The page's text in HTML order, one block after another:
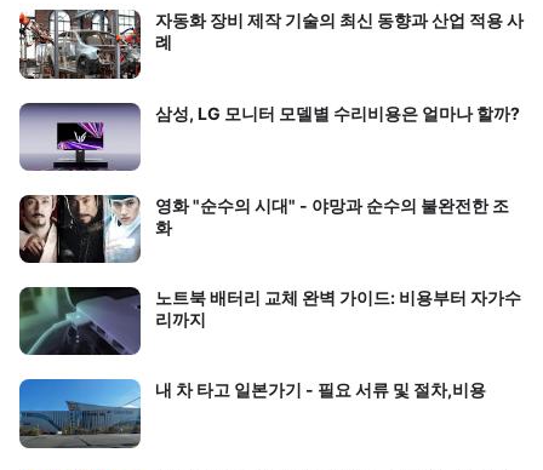
자동화 장비 제작 기술의 최신 동향과 산업 적용 사
례
삼성, LG 모니터 모델별 수리비용은 얼마나 할까?
영화 "순수의 시대" - 야망과 순수의 불완전한 조
화
노트북 배터리 교체 완벽 가이드: 비용부터 자가수
리까지
내 차 타고 일본가기 - 필요 서류 및 절차,비용